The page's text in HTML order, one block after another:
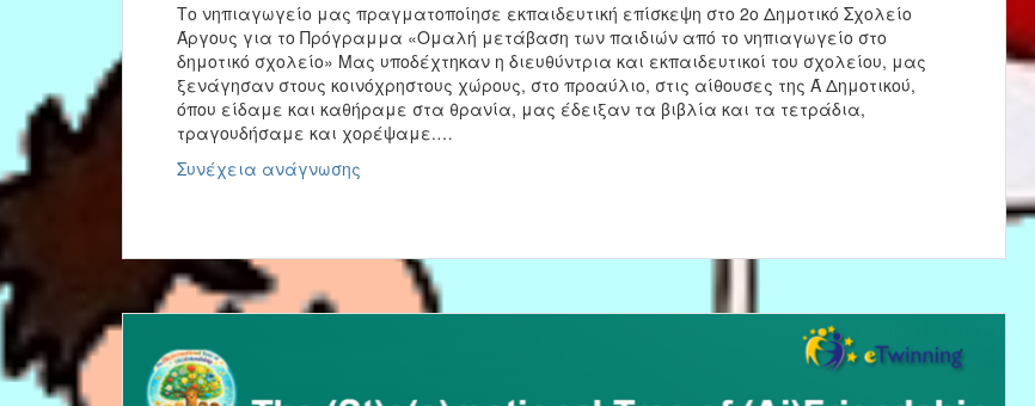
Το νηπιαγωγείο μας πραγματοποίησε εκπαιδευτική επίσκεψη στο 2ο Δημοτικό Σχολείο
Άργους για το Πρόγραμμα «Ομαλή μετάβαση των παιδιών από το νηπιαγωγείο στο
δημοτικό σχολείο» Μας υποδέχτηκαν η διευθύντρια και εκπαιδευτικοί του σχολείου, μας
ξενάγησαν στους κοινόχρηστους χώρους, στο προαύλιο, στις αίθουσες της Ά Δημοτικού,
όπου είδαμε και καθήραμε στα θρανία, μας έδειξαν τα βιβλία και τα τετράδια,
τραγουδήσαμε και χορέψαμε.…
Συνέχεια ανάγνωσης
Δημοτικό
Σχολείο
Άργους